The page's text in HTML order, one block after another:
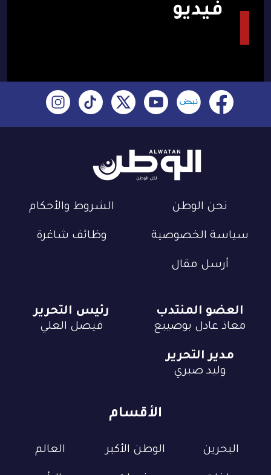
فيديو
نحن الوطن الشروط والأحكام
سياسة الخصوصية وظائف شاغرة
أرسل مقال
الأقسام
البحرين الوطن الأكبر العالم
العضو المنتدب
معاذ عادل بوصيبع
رئيس التحرير
فيصل العلي
مدير التحرير
وليد صبري